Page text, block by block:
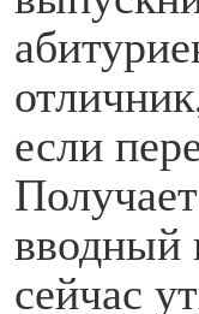
если
вводный
сейчас